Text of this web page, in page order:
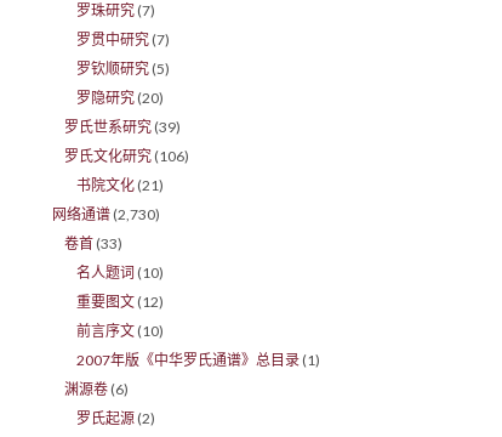
罗珠研究 (7)
罗贯中研究 (7)
罗钦顺研究 (5)
罗隐研究 (20)
罗氏世系研究 (39)
罗氏文化研究 (106)
书院文化 (21)
网络通谱 (2,730)
卷首 (33)
名人题词 (10)
重要图文 (12)
前言序文 (10)
2007年版《中华罗氏通谱》总目录 (1)
渊源卷 (6)
罗氏起源 (2)